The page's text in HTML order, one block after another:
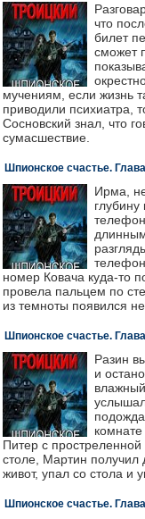
что
билет
сможет
мучениям, если жизнь
приводили психиатра,
Сосновский знал, что
сумасшествие.
Шпионское счастье.
Ирма,
глубину
номер Ковача куда-то
провела пальцем по
из темноты появился
Шпионское счастье.
Разин
и
услышал
Питер с
столе, Мартин получил
живот, упал со стола и
Шпионское счастье.